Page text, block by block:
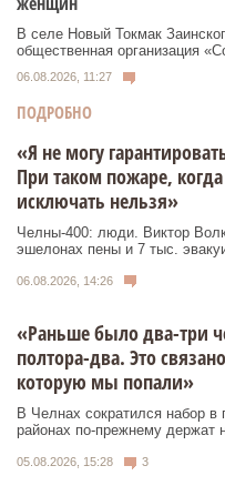
В селе Новый Токмак
общественная организация
06.08.2026, 11:27
ПОДРОБНО
«Я не могу
При таком пожаре,
исключать нельзя»
Челны-400: люди. Виктор
эшелонах пены и 7 тыс.
06.08.2026, 14:26
«Раньше было два-три
полтора-два. Это
которую мы попали»
В Челнах сократился набор
районах по-прежнему держат
05.08.2026, 15:28 3